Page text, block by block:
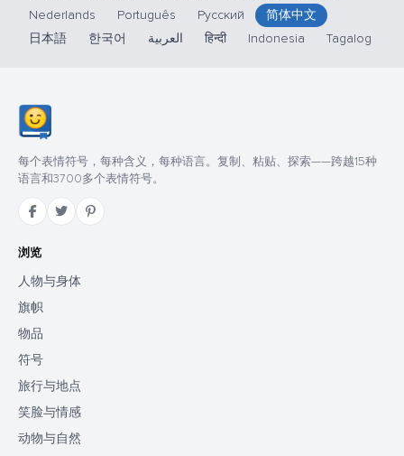
Nederlands
Português Русский
简体中文
日本語
한국어 العربية हिन्दी Indonesia Tagalog
每个表情符号，每种含义，每种语言。复制、粘贴、探索——跨越15种
语言和3700多个表情符号。
浏览
人物与身体
旗帜
物品
符号
旅行与地点
笑脸与情感
动物与自然